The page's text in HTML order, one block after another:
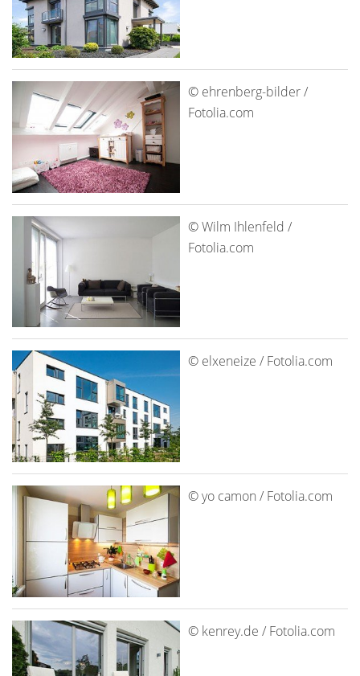
© ehrenberg-bilder /
Fotolia.com
© Wilm Ihlenfeld /
Fotolia.com
© elxeneize / Fotolia.com
© yo camon / Fotolia.com
© kenrey.de / Fotolia.com